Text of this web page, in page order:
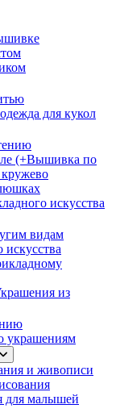
для кукол
(+Вышивка по
искусства
видам
искусства
из
украшениям
и живописи
для малышей